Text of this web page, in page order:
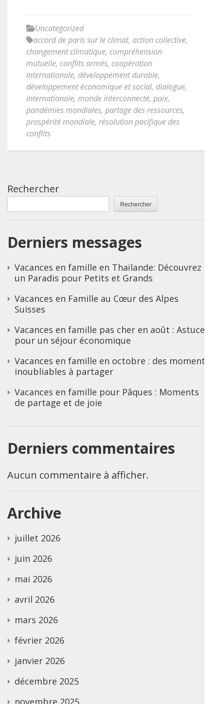
Uncategorized
accord de paris sur le climat, action collective,
changement climatique, compréhension
mutuelle, conflits armés, coopération
internationale, développement durable,
développement économique et social, dialogue,
internationale, monde interconnecté, paix,
pandémies mondiales, partage des ressources,
prospérité mondiale, résolution pacifique des
conflits
Rechercher
Rechercher
Derniers messages
Vacances en famille en Thaïlande: Découvrez
un Paradis pour Petits et Grands
Vacances en Famille au Cœur des Alpes
Suisses
Vacances en famille pas cher en août : Astuces
pour un séjour économique
Vacances en famille en octobre : des moments
inoubliables à partager
Vacances en famille pour Pâques : Moments
de partage et de joie
Derniers commentaires
Aucun commentaire à afficher.
Archive
juillet 2026
juin 2026
mai 2026
avril 2026
mars 2026
février 2026
janvier 2026
décembre 2025
novembre 2025